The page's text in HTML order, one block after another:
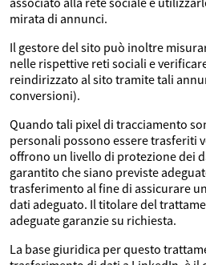
mirata di annunci.
Il gestore del sito può inoltre
nelle rispettive reti sociali e
reindirizzato al sito tramite tali
conversioni).
Quando tali pixel di tracciamento
personali possono essere trasferiti
offrono un livello di protezione dei
garantito che siano previste
trasferimento al fine di assicurare
dati adeguato. Il titolare del
adeguate garanzie su richiesta.
La base giuridica per questo